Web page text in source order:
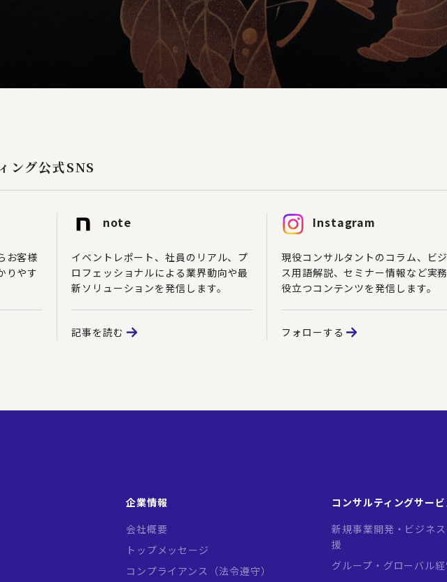
ング公式SNS
お客様
りやす
note
イベントレポート、社員のリアル、プ
ロフェッショナルによる業界動向や最
新ソリューションを発信します。
記事を読む
Instagram
現役コンサルタントのコラム、ビ
ス用語解説、セミナー情報など実
役立つコンテンツを発信します。
フォローする
企業情報
会社概要
トップメッセージ
コンプライアンス（法令遵守）
コンサルティングサービ
新規事業開発・ビジネ
援
グループ・グローバル